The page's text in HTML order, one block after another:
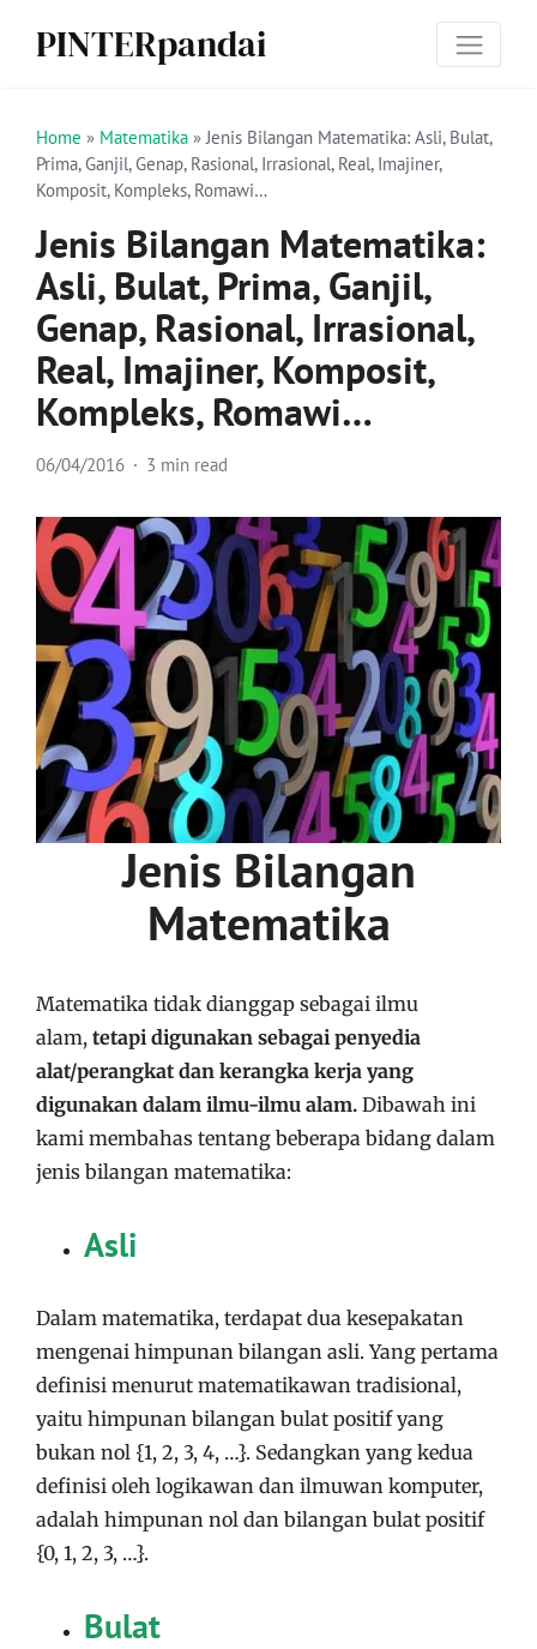
PINTERpandai
Home » Matematika »Jenis Bilangan Matematika: Asli, Bulat,
Prima, Ganjil, Genap, Rasional, Irrasional, Real, Imajiner,
Komposit, Kompleks, Romawi…
Jenis Bilangan Matematika:
Asli, Bulat, Prima, Ganjil,
Genap, Rasional, Irrasional,
Real, Imajiner, Komposit,
Kompleks, Romawi…
06/04/2016 3 min read
Jenis Bilangan
Matematika
Matematika tidak dianggap sebagai ilmu
alam, tetapi digunakan sebagai penyedia
alat/perangkat dan kerangka kerja yang
digunakan dalam ilmu-ilmu alam. Dibawah ini
kami membahas tentang beberapa bidang dalam
jenis bilangan matematika:
Asli
Dalam matematika, terdapat dua kesepakatan
mengenai himpunan bilangan asli. Yang pertama
definisi menurut matematikawan tradisional,
yaitu himpunan bilangan bulat positif yang
bukan nol {1, 2, 3, 4, …}. Sedangkan yang kedua
definisi oleh logikawan dan ilmuwan komputer,
adalah himpunan nol dan bilangan bulat positif
{0, 1, 2, 3, …}.
Bulat